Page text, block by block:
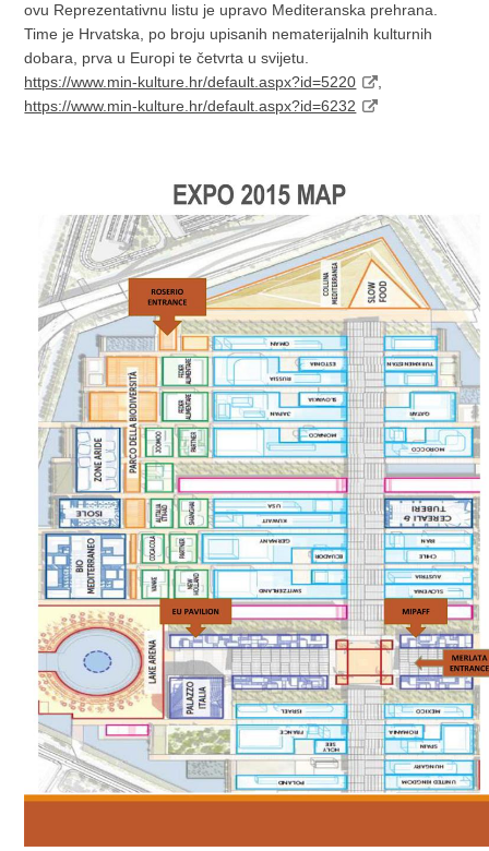
ovu Reprezentativnu listu je upravo Mediteranska prehrana.
Time je Hrvatska, po broju upisanih nematerijalnih kulturnih
dobara, prva u Europi te četvrta u svijetu.
https://www.min-kulture.hr/default.aspx?id=5220
https://www.min-kulture.hr/default.aspx?id=6232